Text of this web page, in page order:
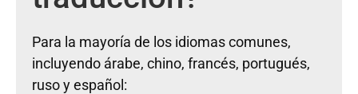
Para la mayoría de los idiomas comunes,
incluyendo árabe, chino, francés, portugués,
ruso y español: